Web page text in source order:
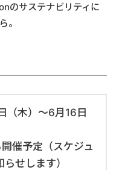
のサステナビリティに
。
（木）〜6月16日
催予定（スケジュ
せします）